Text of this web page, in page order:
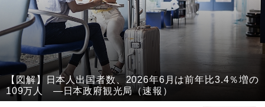
【図解】日本人出国者数、2026年6月は前年比3.4％増の
109万人 ―日本政府観光局（速報）